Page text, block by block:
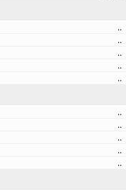
..
..
..
..
..
..
..
..
..
..